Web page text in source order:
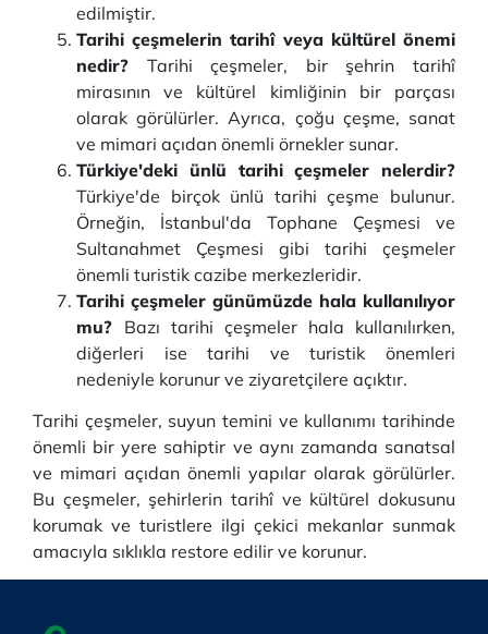
edilmiştir.
Tarihi çeşmelerin tarihî veya kültürel önemi
nedir? Tarihi çeşmeler, bir şehrin tarihî
mirasının ve kültürel kimliğinin bir parçası
olarak görülürler. Ayrıca, çoğu çeşme, sanat
ve mimari açıdan önemli örnekler sunar.
Türkiye'deki ünlü tarihi çeşmeler nelerdir?
Türkiye'de birçok ünlü tarihi çeşme bulunur.
Örneğin, İstanbul'da Tophane Çeşmesi ve
Sultanahmet Çeşmesi gibi tarihi çeşmeler
önemli turistik cazibe merkezleridir.
Tarihi çeşmeler günümüzde hala kullanılıyor
mu? Bazı tarihi çeşmeler hala kullanılırken,
diğerleri ise tarihi ve turistik önemleri
nedeniyle korunur ve ziyaretçilere açıktır.
Tarihi çeşmeler, suyun temini ve kullanımı tarihinde
önemli bir yere sahiptir ve aynı zamanda sanatsal
ve mimari açıdan önemli yapılar olarak görülürler.
Bu çeşmeler, şehirlerin tarihî ve kültürel dokusunu
korumak ve turistlere ilgi çekici mekanlar sunmak
amacıyla sıklıkla restore edilir ve korunur.